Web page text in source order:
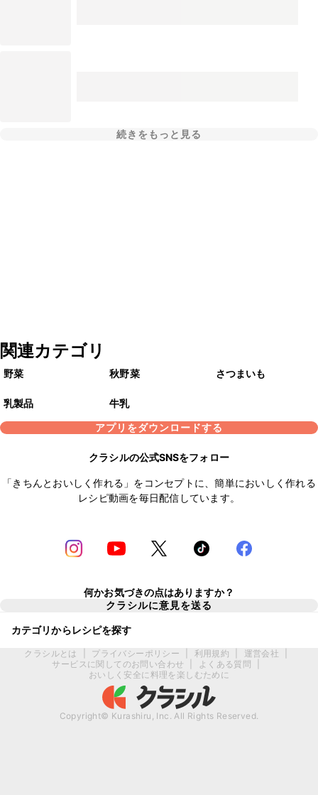
続きをもっと見る
関連カテゴリ
野菜 秋野菜 さつまいも
乳製品
牛乳
アプリをダウンロードする
クラシルの公式SNSをフォロー
「きちんとおいしく作れる」をコンセプトに、簡単においしく作れる
レシピ動画を毎日配信しています。
何かお気づきの点はありますか？
クラシルに意見を送る
カテゴリからレシピを探す
クラシルとは プライバシーポリシー 利用規約 運営会社
サービスに関してのお問い合わせ
よくある質問
おいしく安全に料理を楽しむために
Copyright© Kurashiru, Inc. All Rights Reserved.